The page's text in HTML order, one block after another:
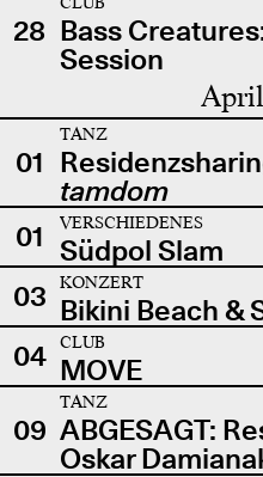
28 Bass
Session
01
TANZ
tamdom
01
VERSCHIEDENES
Südpol Slam
03
KONZERT
Bikini Beach &
04
CLUB
MOVE
09
TANZ
ABGESAGT:
Oskar